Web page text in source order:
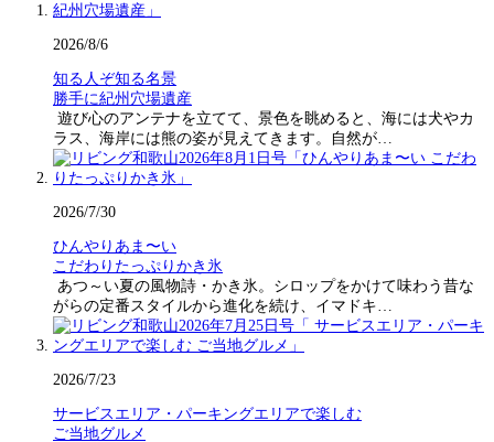
2026/8/6
知る人ぞ知る名景
勝手に紀州穴場遺産
遊び心のアンテナを立てて、景色を眺めると、海には犬やカ
ラス、海岸には熊の姿が見えてきます。自然が…
2026/7/30
ひんやりあま〜い
こだわりたっぷりかき氷
あつ～い夏の風物詩・かき氷。シロップをかけて味わう昔な
がらの定番スタイルから進化を続け、イマドキ…
2026/7/23
サービスエリア・パーキングエリアで楽しむ
ご当地グルメ